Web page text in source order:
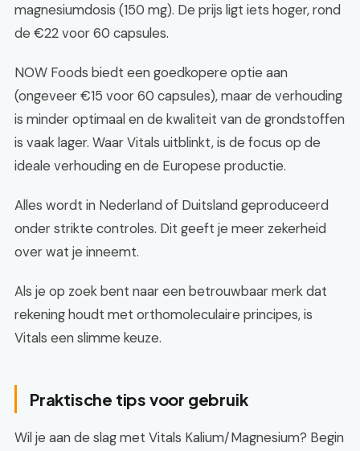
magnesiumdosis (150 mg). De prijs ligt iets hoger, rond
de €22 voor 60 capsules.
NOW Foods biedt een goedkopere optie aan
(ongeveer €15 voor 60 capsules), maar de verhouding
is minder optimaal en de kwaliteit van de grondstoffen
is vaak lager. Waar Vitals uitblinkt, is de focus op de
ideale verhouding en de Europese productie.
Alles wordt in Nederland of Duitsland geproduceerd
onder strikte controles. Dit geeft je meer zekerheid
over wat je inneemt.
Als je op zoek bent naar een betrouwbaar merk dat
rekening houdt met orthomoleculaire principes, is
Vitals een slimme keuze.
Praktische tips voor gebruik
Wil je aan de slag met Vitals Kalium/Magnesium? Begin